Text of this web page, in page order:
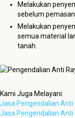
Melakukan
sebelum
Melakukan
semua material
tanah.
Kami Juga Melayani:
Jasa Pengendalian
Jasa Pengendalian Anti